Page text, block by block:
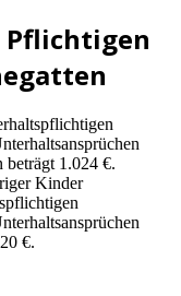
Pflichtigen
beträgt 1.024 €.
Kinder
€.